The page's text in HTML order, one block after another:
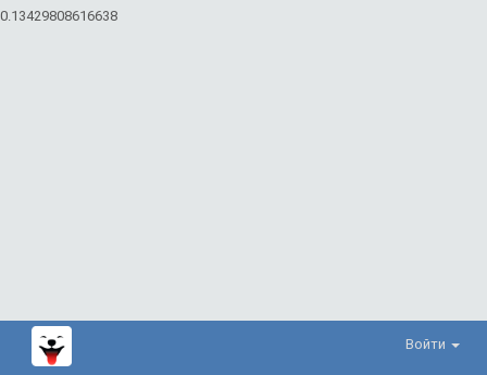
Войти
0.13429808616638